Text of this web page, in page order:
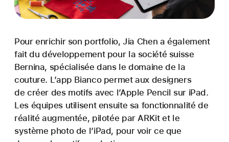
Pour enrichir son portfolio, Jia Chen a également
fait du développement pour la société suisse
Bernina, spécialisée dans le domaine de la
couture. L’app Bianco permet aux designers
de créer des motifs avec l’Apple Pencil sur iPad.
Les équipes utilisent ensuite sa fonctionnalité de
réalité augmentée, pilotée par ARKit et le
système photo de l’iPad, pour voir ce que